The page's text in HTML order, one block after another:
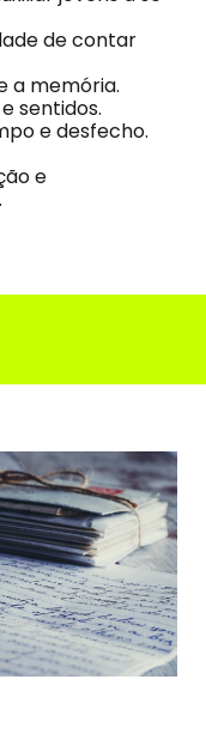
de contar
a memória.
sentidos.
e desfecho.
e